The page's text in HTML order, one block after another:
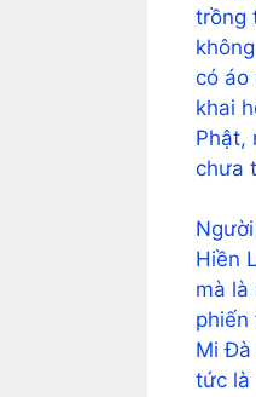
trồng
có áo
khai
Phật,
chưa
Hiền
mà là
phiến
Mi Đà
tức là